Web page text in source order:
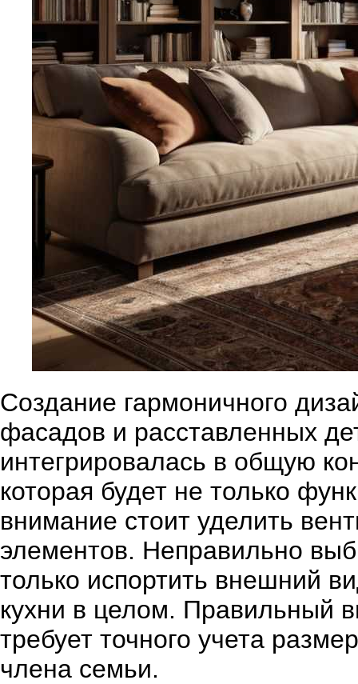
Создание гармоничного
фасадов и расставленных
интегрировалась в общую
которая будет не только
внимание стоит уделить
элементов. Неправильно
только испортить внешний
кухни в целом. Правильный
требует точного учета
члена семьи.